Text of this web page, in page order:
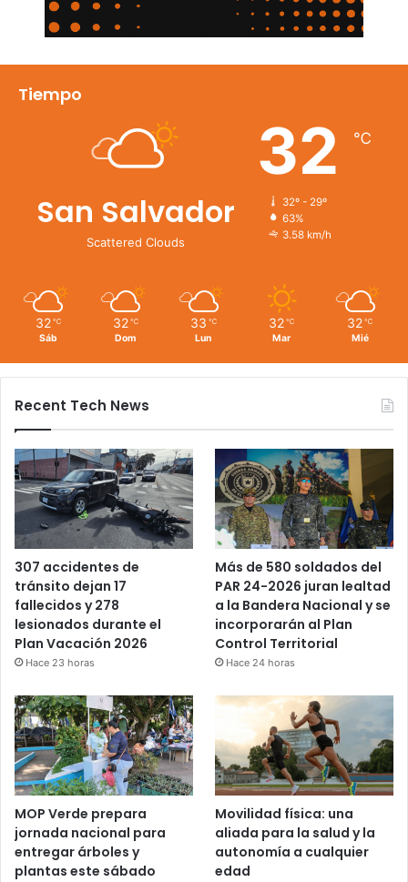
Tiempo
San Salvador
Scattered Clouds
32 ℃
32º - 29º
63%
3.58 km/h
32 ℃
Sáb
32 ℃
Dom
33 ℃
Lun
32 ℃
Mar
32 ℃
Mié
Recent Tech News
307 accidentes de
tránsito dejan 17
fallecidos y 278
lesionados durante el
Plan Vacación 2026
Hace 23 horas
Más de 580 soldados del
PAR 24-2026 juran lealtad
a la Bandera Nacional y se
incorporarán al Plan
Control Territorial
Hace 24 horas
MOP Verde prepara
jornada nacional para
entregar árboles y
plantas este sábado
Movilidad física: una
aliada para la salud y la
autonomía a cualquier
edad